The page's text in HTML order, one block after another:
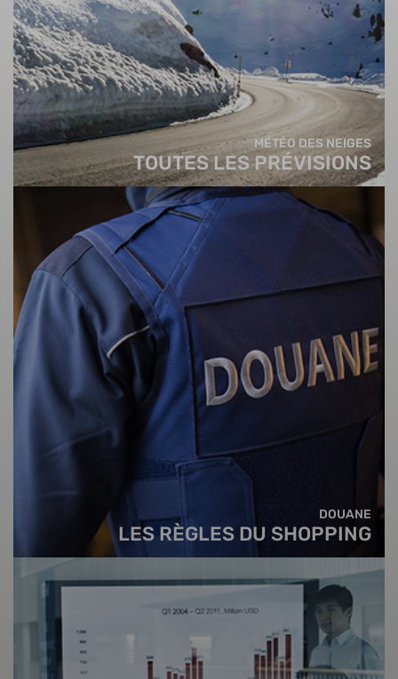
MÉTÉO DES NEIGES
TOUTES LES PRÉVISIONS
DOUANE
LES RÈGLES DU SHOPPING